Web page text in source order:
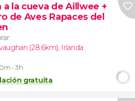
a la cueva de Aillwee +
de Aves Rapaces del
(28.6km), Irlanda
- 3h
gratuita